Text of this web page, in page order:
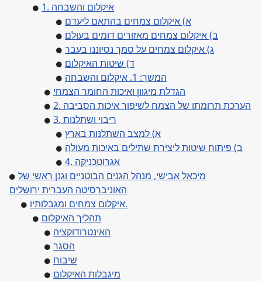
1. איקלום והשבחה
א) איקלום צמחים בהתאם ליעדם
ב) איקלום צמחים מאזורים דומים בעולם
ג) איקלום צמחים על סמך נסיוננו בעבר
ד) שיטות האיקלום
המשך: 1. איקלום והשבחה
הגדלת מיגוון ואיכות החומר הצמחי
2. הערכת תרומתו של הצמח לשיפור איכות הסביבה
3. ריבוי ושתלנות
א) למצב השתלנות בארץ
ב) פיתוח שיטות ליצירת שתילים באיכות מעולה
4. אגרוטכניקה
מיכאל אבישי, מנהל הגנים הבוטניים וגנן ראשי של
האוניברסיטה העברית ירושלים
איקלום צמחים ומגבלותיו.
תהליך האיקלום
האינטרודוקציה
הסגר
שיבוח
מיגבלות האיקלום